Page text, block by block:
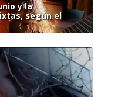
y la
según el